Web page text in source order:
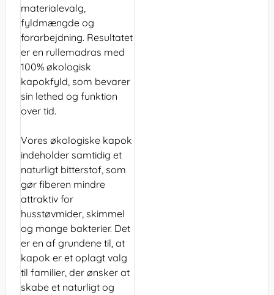
materialevalg,
fyldmængde og
forarbejdning. Resultatet
er en rullemadras med
100% økologisk
kapokfyld, som bevarer
sin lethed og funktion
over tid.
Vores økologiske kapok
indeholder samtidig et
naturligt bitterstof, som
gør fiberen mindre
attraktiv for
husstøvmider, skimmel
og mange bakterier. Det
er en af grundene til, at
kapok er et oplagt valg
til familier, der ønsker at
skabe et naturligt og